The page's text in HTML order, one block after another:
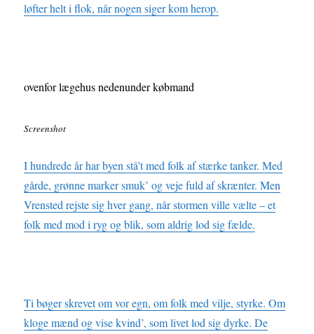
løfter helt i flok, når nogen siger kom herop.
ovenfor lægehus nedenunder købmand
Screenshot
I hundrede år har byen stå’t med folk af stærke tanker. Med
gårde, grønne marker smuk’ og veje fuld af skrænter. Men
Vrensted rejste sig hver gang, når stormen ville vælte – et
folk med mod i ryg og blik, som aldrig lod sig fælde.
Ti bøger skrevet om vor egn, om folk med vilje, styrke. Om
kloge mænd og vise kvind’, som livet lod sig dyrke. De